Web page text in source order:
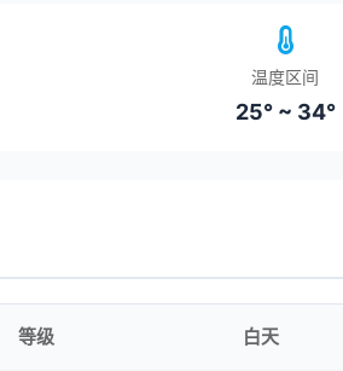
温度区间
25° ~ 34°
等级 白天